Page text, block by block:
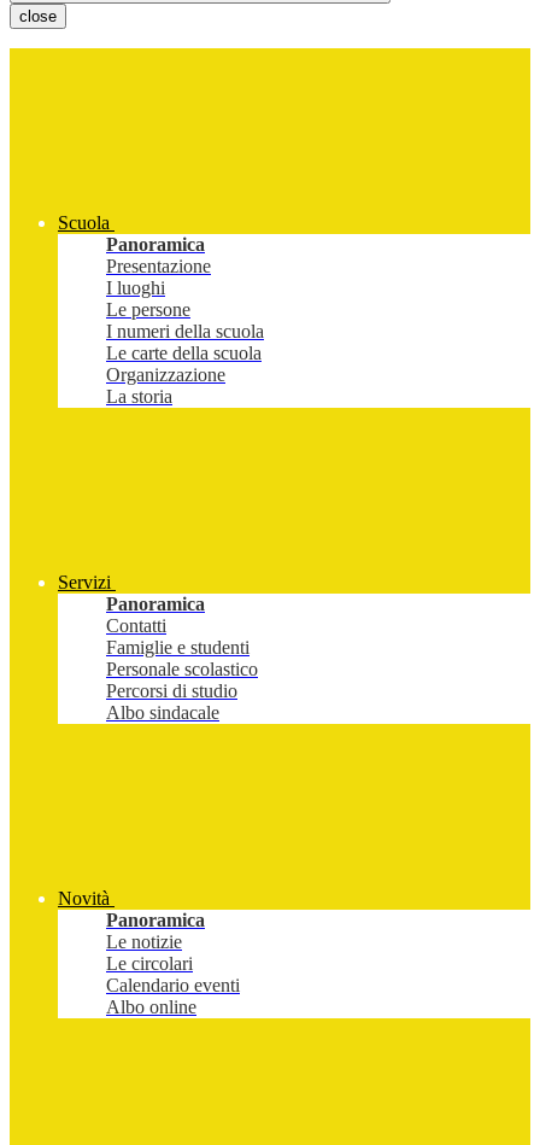
close
Scuola
Panoramica
Presentazione
I luoghi
Le persone
I numeri della scuola
Le carte della scuola
Organizzazione
La storia
Servizi
Panoramica
Contatti
Famiglie e studenti
Personale scolastico
Percorsi di studio
Albo sindacale
Novità
Panoramica
Le notizie
Le circolari
Calendario eventi
Albo online